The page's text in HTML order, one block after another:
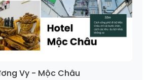
Vy - Mộc Châu